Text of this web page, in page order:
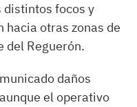
distintos focos y
hacia otras zonas de
del Reguerón.
daños
el operativo